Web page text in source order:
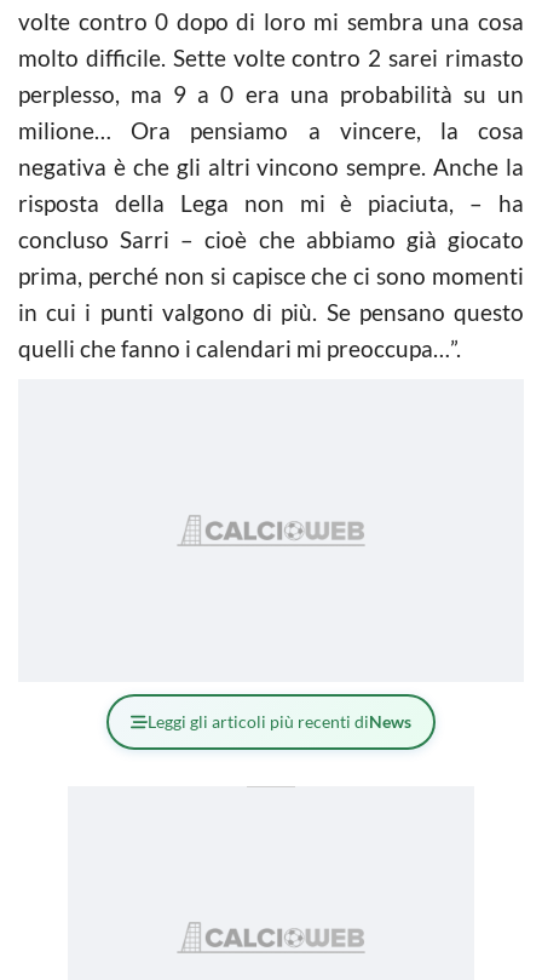
volte contro 0 dopo di loro mi sembra una cosa
molto difficile. Sette volte contro 2 sarei rimasto
perplesso, ma 9 a 0 era una probabilità su un
milione… Ora pensiamo a vincere, la cosa
negativa è che gli altri vincono sempre. Anche la
risposta della Lega non mi è piaciuta, – ha
concluso Sarri – cioè che abbiamo già giocato
prima, perché non si capisce che ci sono momenti
in cui i punti valgono di più. Se pensano questo
quelli che fanno i calendari mi preoccupa…”.
Leggi gli articoli più recenti diNews